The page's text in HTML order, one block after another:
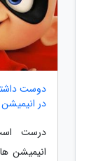
دوست
در
درست
انیمیشن